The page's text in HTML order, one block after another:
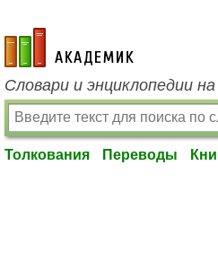
academic.ru
Словари и энциклопедии
Толкования Переводы